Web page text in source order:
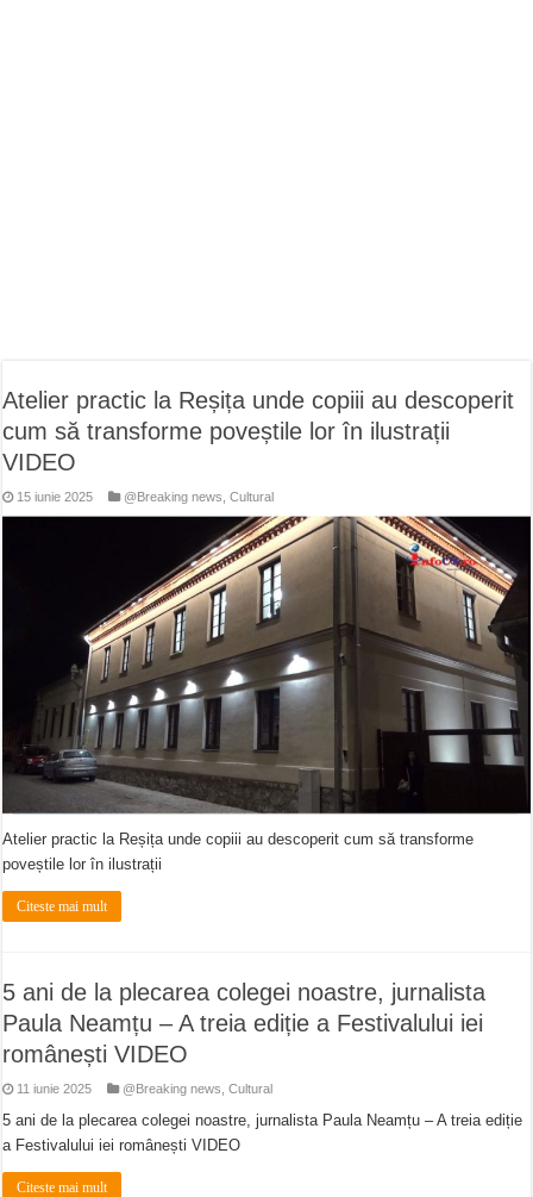
Atelier practic la Reșița unde copiii au descoperit
cum să transforme poveștile lor în ilustrații
VIDEO
15 iunie 2025 @Breaking news ,Cultural
Atelier practic la Reșița unde copiii au descoperit cum să transforme
poveștile lor în ilustrații
Citeste mai mult
5 ani de la plecarea colegei noastre, jurnalista
Paula Neamțu – A treia ediție a Festivalului iei
românești VIDEO
11 iunie 2025 @Breaking news ,Cultural
5 ani de la plecarea colegei noastre, jurnalista Paula Neamțu – A treia ediție
a Festivalului iei românești VIDEO
Citeste mai mult